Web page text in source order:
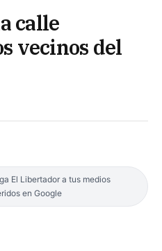
calle
vecinos del
El Libertador a tus medios
en Google